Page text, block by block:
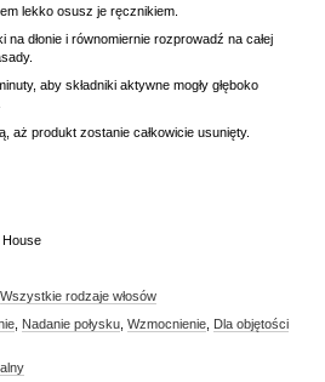
lekko osusz je ręcznikiem.
na dłonie i równomiernie rozprowadź na całej
aby składniki aktywne mogły głęboko
aż produkt zostanie całkowicie usunięty.
House
Wszystkie rodzaje włosów
Nadanie połysku Wzmocnienie Dla objętości